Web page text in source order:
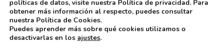
Cookies
políticas de datos, visite nuestra Política de privacidad. Para
obtener más información al respecto, puedes consultar
nuestra Política de Cookies.
Puedes aprender más sobre qué cookies utilizamos o
desactivarlas en los ajustes.